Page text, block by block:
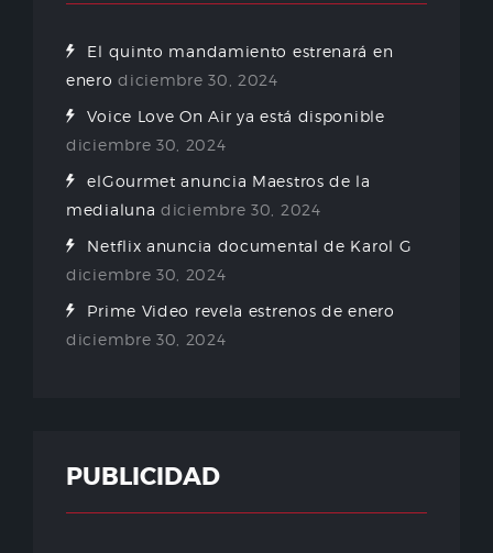
El quinto mandamiento estrenará en
enero diciembre 30, 2024
Voice Love On Air ya está disponible
diciembre 30, 2024
elGourmet anuncia Maestros de la
medialuna diciembre 30, 2024
Netflix anuncia documental de Karol G
diciembre 30, 2024
Prime Video revela estrenos de enero
diciembre 30, 2024
PUBLICIDAD